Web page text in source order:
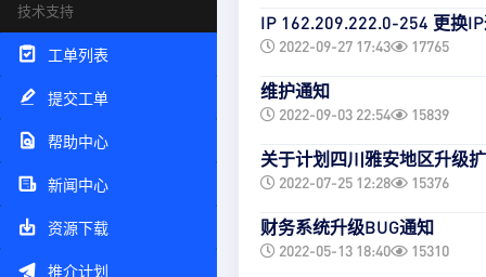
技术支持
工单列表
提交工单
帮助中心
新闻中心
资源下载
推介计划
IP 162.209.222.0-254 更换
2022-09-27 17:43 17765
维护通知
2022-09-03 22:54 15839
关于计划四川雅安地区升级
2022-07-25 12:28 15376
财务系统升级BUG通知
2022-05-13 18:40 15310